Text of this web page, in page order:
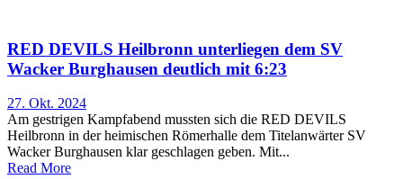
RED DEVILS Heilbronn unterliegen dem SV
Wacker Burghausen deutlich mit 6:23
27. Okt. 2024
Am gestrigen Kampfabend mussten sich die RED DEVILS
Heilbronn in der heimischen Römerhalle dem Titelanwärter SV
Wacker Burghausen klar geschlagen geben. Mit...
Read More